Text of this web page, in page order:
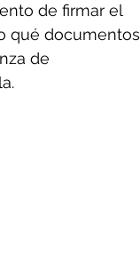
de firmar el
qué documentos
de